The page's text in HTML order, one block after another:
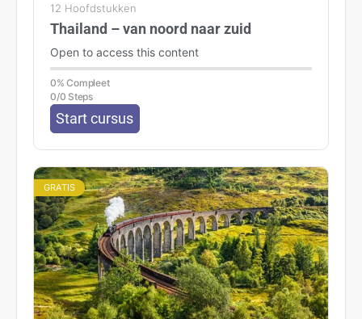
12 Hoofdstukken
Thailand – van noord naar zuid
Open to access this content
0% Compleet
0/0 Steps
Start cursus
GRATIS